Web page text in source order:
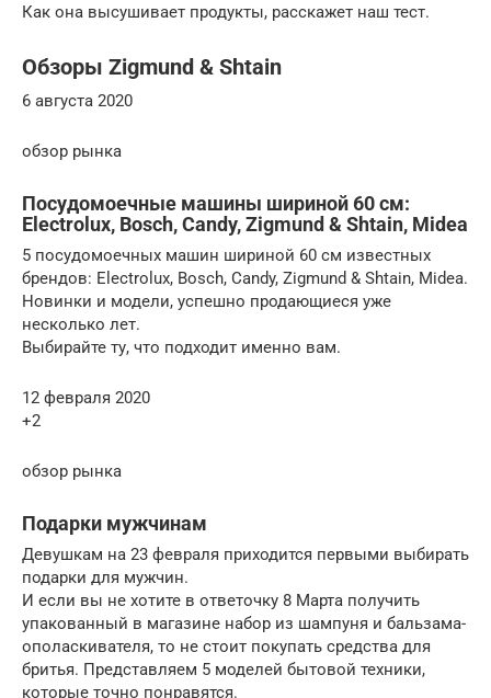
Как она высушивает продукты, расскажет наш тест.
Обзоры Zigmund & Shtain
6 августа 2020
обзор рынка
Посудомоечные машины шириной 60 см:
Electrolux, Bosch, Candy, Zigmund & Shtain, Midea
5 посудомоечных машин шириной 60 см известных
брендов: Electrolux, Bosch, Candy, Zigmund & Shtain, Midea.
Новинки и модели, успешно продающиеся уже
несколько лет.
Выбирайте ту, что подходит именно вам.
12 февраля 2020
+2
обзор рынка
Подарки мужчинам
Девушкам на 23 февраля приходится первыми выбирать
подарки для мужчин.
И если вы не хотите в ответочку 8 Марта получить
упакованный в магазине набор из шампуня и бальзама-
ополаскивателя, то не стоит покупать средства для
бритья. Представляем 5 моделей бытовой техники,
которые точно понравятся.